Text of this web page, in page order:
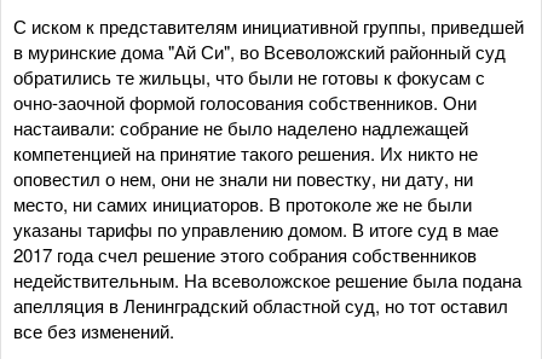
С иском к представителям инициативной группы, приведшей
в муринские дома "Ай Си", во Всеволожский районный суд
обратились те жильцы, что были не готовы к фокусам с
очно-заочной формой голосования собственников. Они
настаивали: собрание не было наделено надлежащей
компетенцией на принятие такого решения. Их никто не
оповестил о нем, они не знали ни повестку, ни дату, ни
место, ни самих инициаторов. В протоколе же не были
указаны тарифы по управлению домом. В итоге суд в мае
2017 года счел решение этого собрания собственников
недействительным. На всеволожское решение была подана
апелляция в Ленинградский областной суд, но тот оставил
все без изменений.